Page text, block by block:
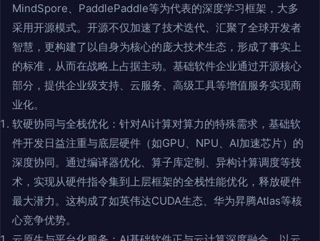
MindSpore、PaddlePaddle等为代表的深度学习框架，大多
采用开源模式。开源不仅加速了技术迭代、汇聚了全球开发者
智慧，更构建了以自身为核心的庞大技术生态，形成了事实上
的标准，从而在战略上占据主动。基础软件企业通过开源核心
部分，提供企业级支持、云服务、高级工具等增值服务实现商
业化。
软硬协同与全栈优化：针对AI计算对算力的特殊需求，基础软
件开发日益注重与底层硬件（如GPU、NPU、AI加速芯片）的
深度协同。通过编译器优化、算子库定制、异构计算调度等技
术，实现从硬件指令集到上层框架的全栈性能优化，释放硬件
最大潜力。这构成了如英伟达CUDA生态、华为昇腾Atlas等核
心竞争优势。